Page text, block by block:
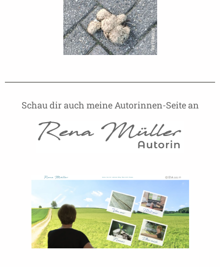
Schau dir auch meine Autorinnen-Seite an